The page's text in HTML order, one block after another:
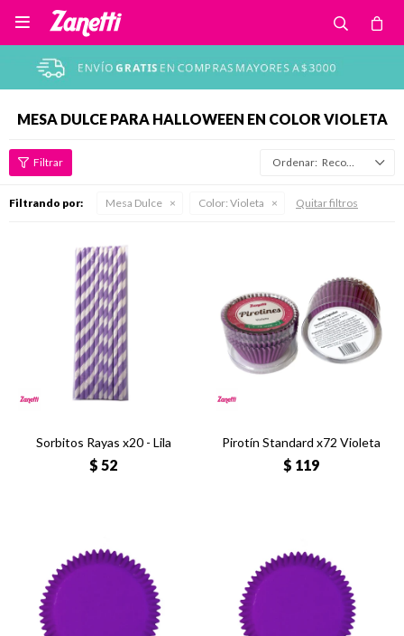

MESA DULCE PARA HALLOWEEN EN COLOR VIOLETA
Recomendados
Filtrando por: Mesa Dulce Color: Violeta Quitar filtros
Sorbitos Rayas x20 - Lila
$ 52
Pirotín Standard x72 Violeta
$ 119